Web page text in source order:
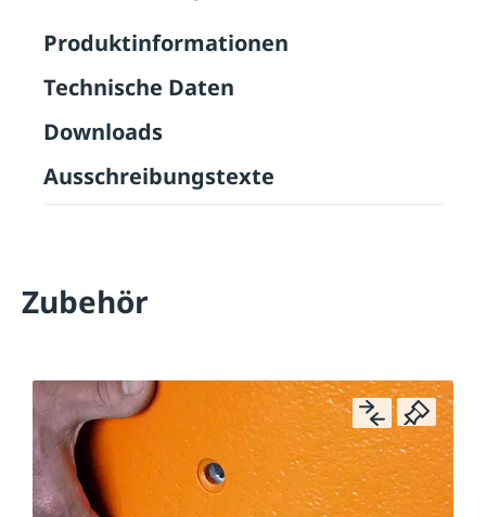
Produktinformationen
Technische Daten
Downloads
Ausschreibungstexte
Zubehör